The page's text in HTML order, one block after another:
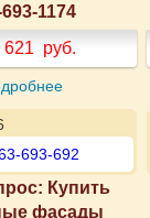
1174
621 руб.
Купить
фасады